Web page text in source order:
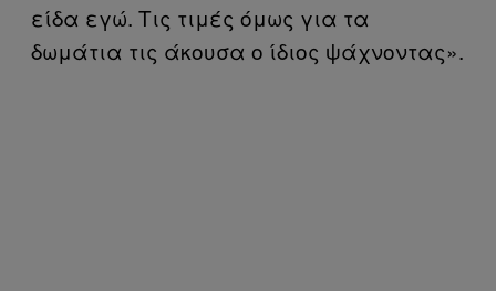
είδα εγώ. Τις τιμές όμως για τα
δωμάτια τις άκουσα ο ίδιος ψάχνοντας».